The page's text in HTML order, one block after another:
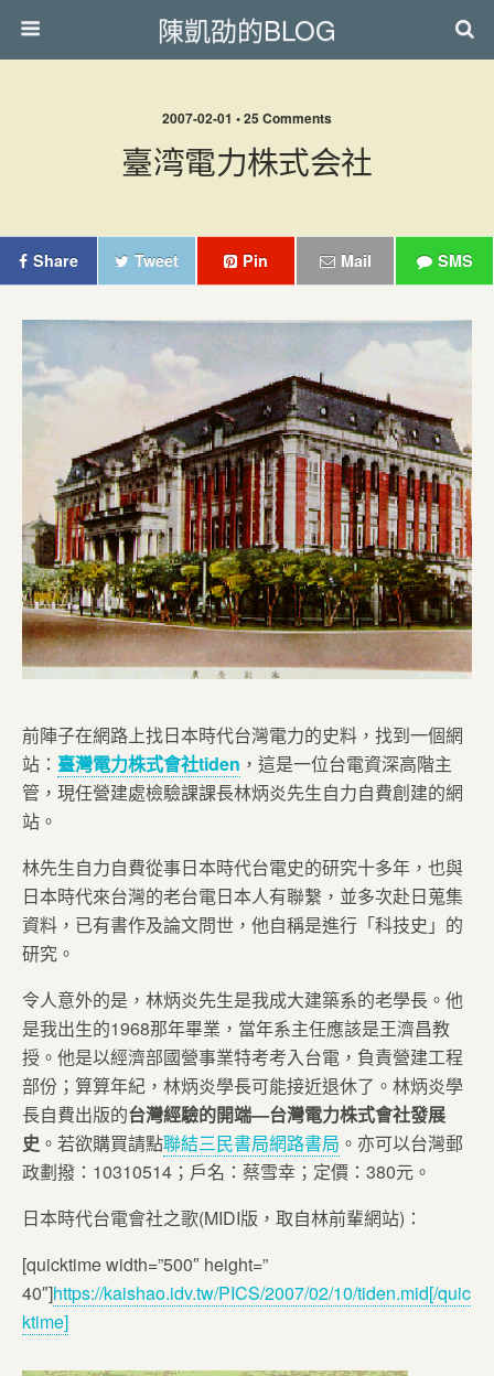
陳凱劭的BLOG
2007-02-01 • 25 Comments
臺湾電力株式会社
Share Tweet Pin Mail SMS
前陣子在網路上找日本時代台灣電力的史料，找到一個網
站： 臺灣電力株式會社tiden ，這是一位台電資深高階主
管，現任營建處檢驗課課長林炳炎先生自力自費創建的網
站。
林先生自力自費從事日本時代台電史的研究十多年，也與
日本時代來台灣的老台電日本人有聯繫，並多次赴日蒐集
資料，已有書作及論文問世，他自稱是進行「科技史」的
研究。
令人意外的是，林炳炎先生是我成大建築系的老學長。他
是我出生的1968那年畢業，當年系主任應該是王濟昌教
授。他是以經濟部國營事業特考考入台電，負責營建工程
部份；算算年紀，林炳炎學長可能接近退休了。林炳炎學
長自費出版的台灣經驗的開端—台灣電力株式會社發展
史 。若欲購買請點聯結三民書局網路書局 。亦可以台灣郵
政劃撥：10310514；戶名：蔡雪幸；定價：380元。
日本時代台電會社之歌(MIDI版，取自林前輩網站)：
[quicktime width=”500″ height=”
40″]https://kaishao.idv.tw/PICS/2007/02/10/tiden.mid[/quic
ktime]